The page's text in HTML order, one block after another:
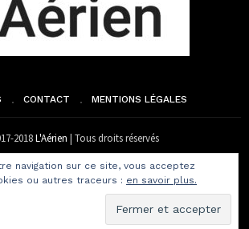
CONTACT MENTIONS LÉGALES
2018L'Aérien | Tous droits réservés
navigation sur ce site, vous acceptez
ou autres traceurs : en savoir plus.